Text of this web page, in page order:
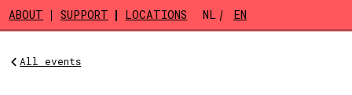
Skip to main content
ABOUT SUPPORT LOCATIONS NL EN
All events